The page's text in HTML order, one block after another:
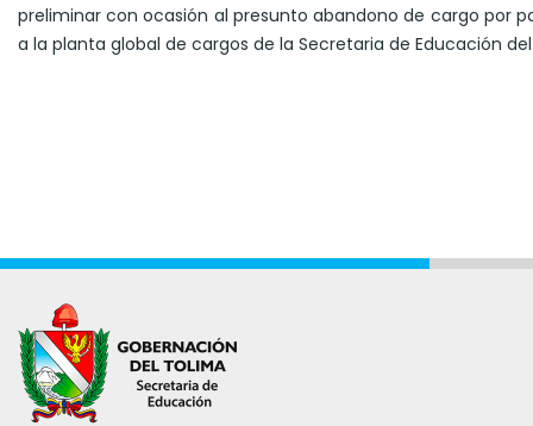
preliminar con ocasión al presunto abandono de cargo por
a la planta global de cargos de la Secretaria de Educación del